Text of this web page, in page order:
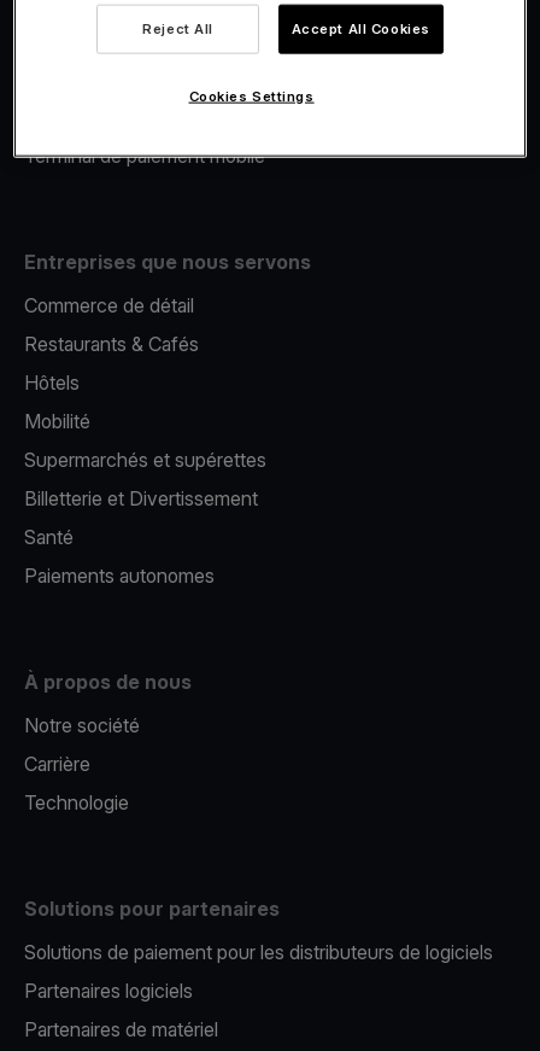
Financement Viva.com
Terminal de paiement mobile
Entreprises que nous servons
Commerce de détail
Restaurants & Cafés
Hôtels
Mobilité
Supermarchés et supérettes
Billetterie et Divertissement
Santé
Paiements autonomes
À propos de nous
Notre société
Carrière
Technologie
Solutions pour partenaires
Solutions de paiement pour les distributeurs de logiciels
Partenaires logiciels
Partenaires de matériel
Reject All Accept All Cookies
Cookies Settings